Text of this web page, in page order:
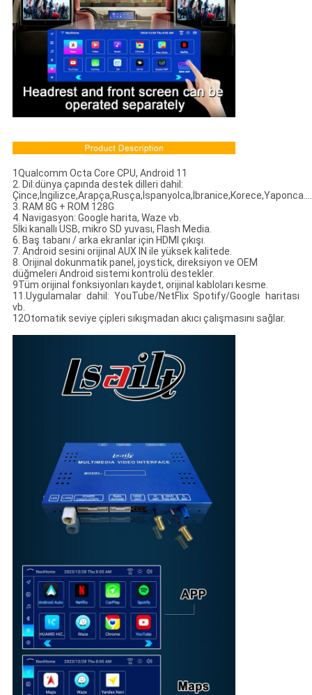
1Qualcomm Octa Core CPU, Android 11
2. Dil:dünya çapında destek dilleri dahil:
3. RAM 8G + ROM 128G
4. Navigasyon: Google harita, Waze vb.
5İki kanallı USB, mikro SD yuvası, Flash Media.
6. Baş tabanı / arka ekranlar için HDMI çıkışı.
7. Android sesini orijinal AUX IN ile yüksek kalitede.
8. Orijinal dokunmatik panel, joystick, direksiyon ve OEM
düğmeleri Android sistemi kontrolü destekler.
9Tüm orijinal fonksiyonları kaydet, orijinal kabloları kesme.
11.Uygulamalar dahil: YouTube/NetFlix Spotify/Google haritası
vb.
12Otomatik seviye çipleri sıkışmadan akıcı çalışmasını sağlar.